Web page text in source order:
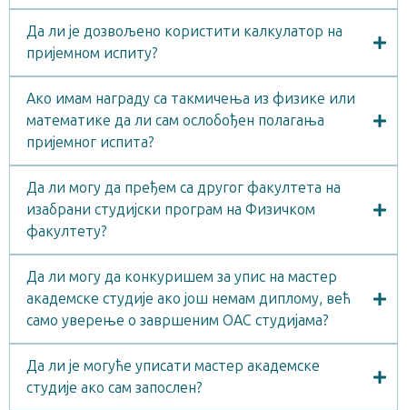
Да ли је дозвољено користити калкулатор на
пријемном испиту?
Ако имам награду са такмичења из физике или
математике да ли сам ослобођен полагања
пријемног испита?
Да ли могу да пређем са другог факултета на
изабрани студијски програм на Физичком
факултету?
Да ли могу да конкуришем за упис на мастер
академске студије ако још немам диплому, већ
само уверење о завршеним ОАС студијама?
Да ли је могуће уписати мастер академске
студије ако сам запослен?